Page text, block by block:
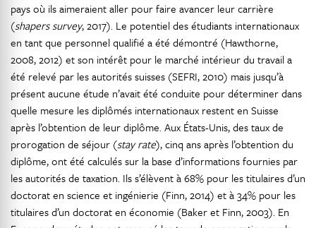
pays où ils aimeraient aller pour faire avancer leur carrière
(shapers survey, 2017). Le potentiel des étudiants internationaux
en tant que personnel qualifié a été démontré (Hawthorne,
2008, 2012) et son intérêt pour le marché intérieur du travail a
été relevé par les autorités suisses (SEFRI, 2010) mais jusqu’à
présent aucune étude n’avait été conduite pour déterminer dans
quelle mesure les diplômés internationaux restent en Suisse
après l’obtention de leur diplôme. Aux États-Unis, des taux de
prorogation de séjour (stay rate), cinq ans après l’obtention du
diplôme, ont été calculés sur la base d’informations fournies par
les autorités de taxation. Ils s’élèvent à 68% pour les titulaires d’un
doctorat en science et ingénierie (Finn, 2014) et à 34% pour les
titulaires d’un doctorat en économie (Baker et Finn, 2003). En